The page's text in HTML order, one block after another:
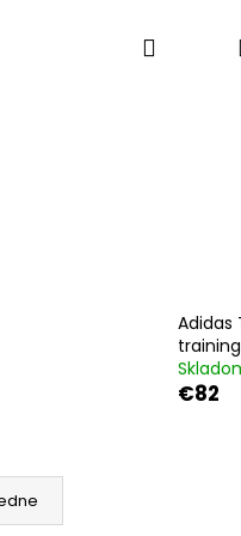
Hľadať
Adidas
training
€82